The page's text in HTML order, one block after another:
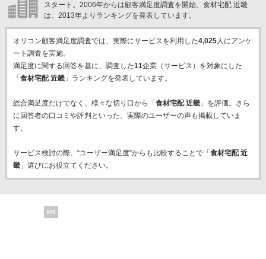
スタート。2006年からは顧客満足度調査を開始。食材宅配 近畿
は、2013年よりランキングを発表しています。
オリコン顧客満足度調査では、実際にサービスを利用した4,025人にアンケ
ート調査を実施。
満足度に関する回答を基に、調査した11企業（サービス）を対象にした
「 食材宅配 近畿」ランキングを発表しています。
総合満足度だけでなく、様々な切り口から「 食材宅配 近畿」を評価。さら
に回答者の口コミや評判といった、実際のユーザーの声も掲載していま
す。
サービス検討の際、“ユーザー満足度”からも比較することで「 食材宅配 近
畿」選びにお役立てください。
PR